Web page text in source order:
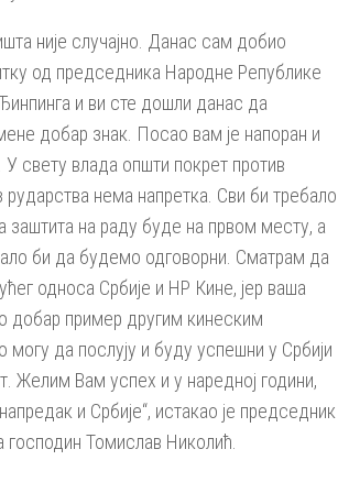
није случајно. Данас сам добио
од председника Народне Републике
и ви сте дошли данас да
добар знак. Посао вам је напоран и
У свету влада општи покрет против
рударства нема напретка. Сви би требало
заштита на раду буде на првом месту, а
би да будемо одговорни. Сматрам да
односа Србије и НР Кине, јер ваша
добар пример другим кинеским
могу да послују и буду успешни у Србији
Желим Вам успех и у наредној години,
и Србије“, истакао је председник
господин Томислав Николић.